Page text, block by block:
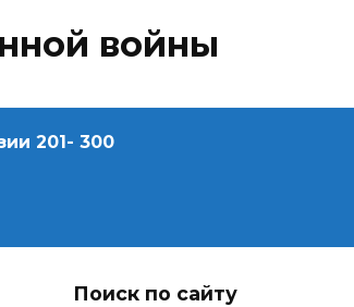
войны
201- 300
Поиск по сайту